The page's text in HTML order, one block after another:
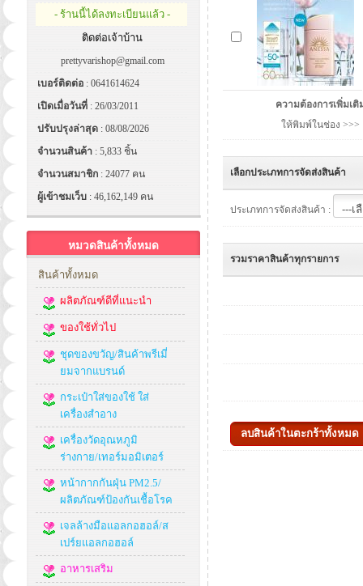
- ร้านนี้ได้ลงทะเบียนแล้ว -
ติดต่อเจ้าบ้าน
prettyvarishop@gmail.com
เบอร์ติดต่อ : 0641614624
เปิดเมื่อวันที่ : 26/03/2011
ปรับปรุงล่าสุด : 08/08/2026
จำนวนสินค้า : 5,833 ชิ้น
จำนวนสมาชิก : 24077 คน
ผู้เข้าชมเว็บ : 46,162,149 คน
หมวดสินค้าทั้งหมด
สินค้าทั้งหมด
ผลิตภัณฑ์ดีที่แนะนำ
ของใช้ทั่วไป
ชุดของขวัญ/สินค้าพรีเมี่
ยมจากแบรนด์
กระเป๋าใส่ของใช้ ใส่
เครื่องสำอาง
เครื่องวัดอุณหภูมิ
ร่างกาย/เทอร์มอมิเตอร์
หน้ากากกันฝุ่น PM2.5/
ผลิตภัณฑ์ป้องกันเชื้อโรค
เจลล้างมือแอลกอฮอล์/ส
เปร์ยแอลกอฮอล์
อาหารเสริม
ความต้องการเพิ่มเติ
ให้พิมพ์ในช่อง >>>
เลือกประเภทการจัดส่งสินค้า
ประเภทการจัดส่งสินค้า :
รวมราคาสินค้าทุกรายการ